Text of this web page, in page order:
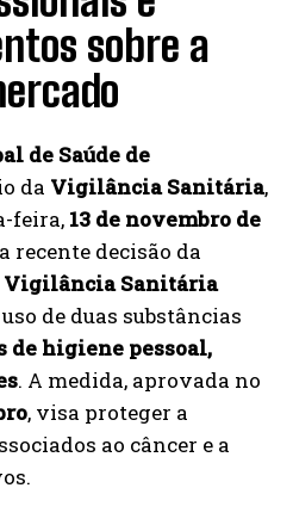
sobre a
de Saúde de
da Vigilância Sanitária,
feira, 13 de novembro de
recente decisão da
Vigilância Sanitária
de duas substâncias
de higiene pessoal,
. A medida, aprovada no
, visa proteger a
ao câncer e a